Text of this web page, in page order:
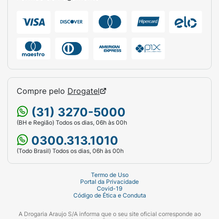
Ficha Técnica:
Linha:
Kids Futebol.
Produto:Chinelo de Dedo.
Cor da Sola:Verde com estampa temática
(Futebol/Goool).
Cor da Tira:Preta (com logo Havaianas em
relevo).
Tipo de Solado:Antiderrapante.
Nacional (Feito no Brasil).
Compre pelo Drogatel
(31) 3270-5000
(BH e Região) Todos os dias, 06h às 00h
0300.313.1010
(Todo Brasil) Todos os dias, 06h às 00h
Termo de Uso
Portal da Privacidade
Covid-19
Código de Ética e Conduta
A Drogaria Araujo S/A informa que o seu site oficial corresponde ao